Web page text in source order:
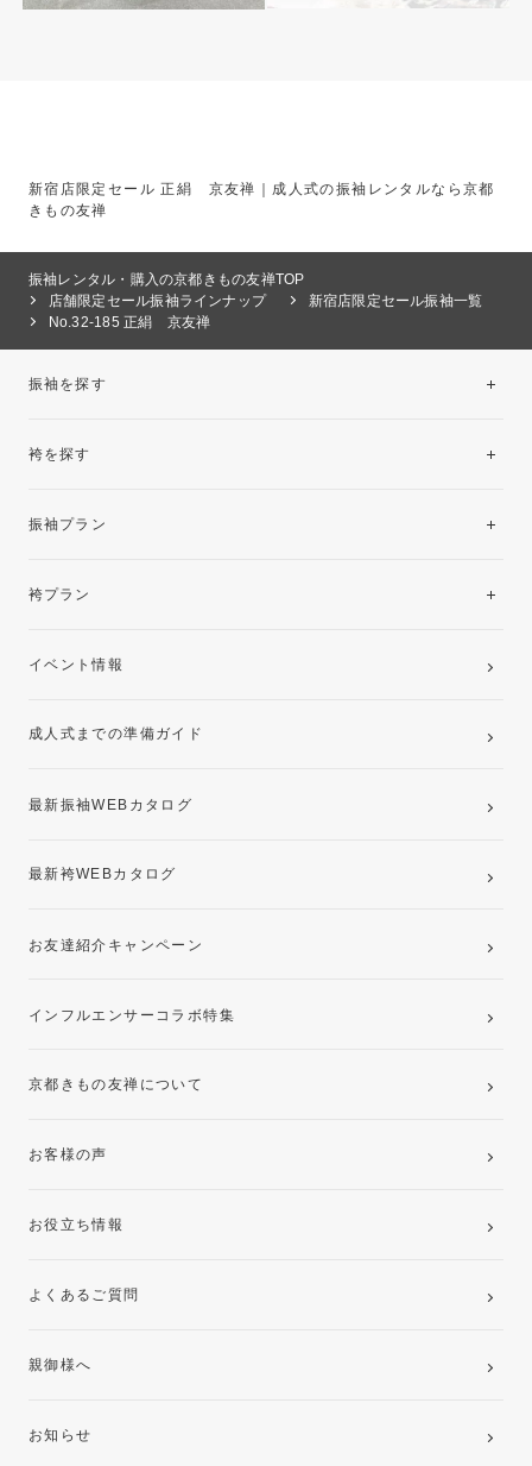
新宿店限定セール 正絹 京友禅｜成人式の振袖レンタルなら京都
きもの友禅
振袖レンタル・購入の京都きもの友禅TOP
店舗限定セール振袖ラインナップ
新宿店限定セール振袖一覧
No.32-185 正絹 京友禅
振袖を探す
袴を探す
振袖プラン
レンタルプラン
袴プラン
卒業袴レンタルプラン
イベント情報
成人式までの準備ガイド
最新振袖WEBカタログ
最新袴WEBカタログ
お友達紹介キャンペーン
インフルエンサーコラボ特集
京都きもの友禅について
お客様の声
お役立ち情報
よくあるご質問
親御様へ
お知らせ